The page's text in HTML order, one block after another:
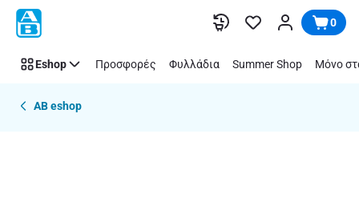
Παράλειψη 0
Eshop Προσφορές Φυλλάδια Summer Shop Μόνο
AB eshop